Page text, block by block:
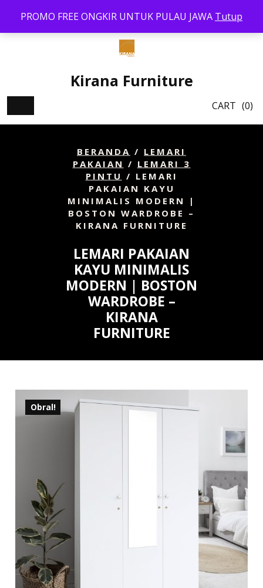
PROMO FREE ONGKIR UNTUK PULAU JAWA Tutup
content
Kirana Furniture
CART (0)
BERANDA / LEMARI
PAKAIAN / LEMARI 3
PINTU / LEMARI
PAKAIAN KAYU
MINIMALIS MODERN |
BOSTON WARDROBE –
KIRANA FURNITURE
LEMARI PAKAIAN
KAYU MINIMALIS
MODERN | BOSTON
WARDROBE –
KIRANA
FURNITURE
Obral!